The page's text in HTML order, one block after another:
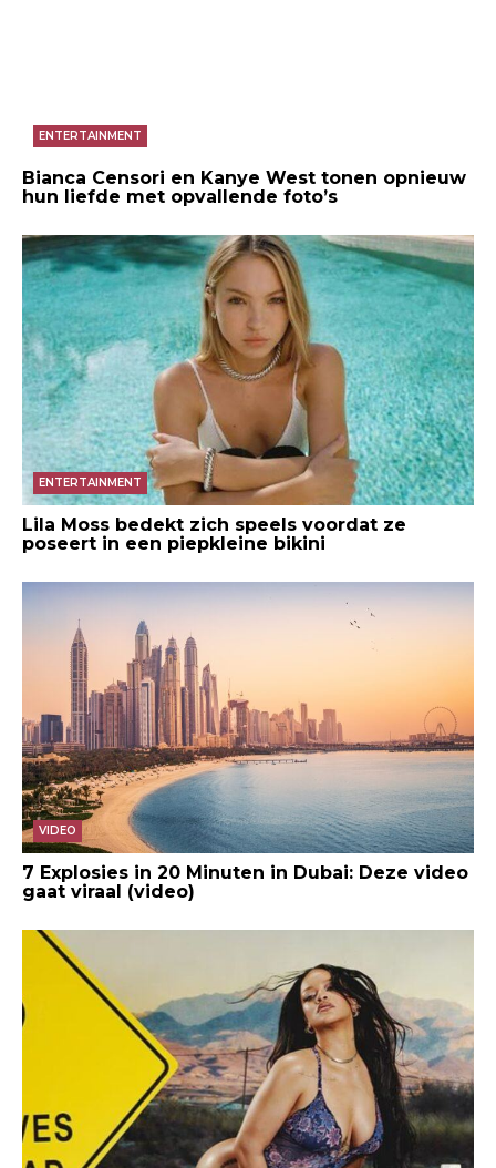
ENTERTAINMENT
Bianca Censori en Kanye West tonen opnieuw
hun liefde met opvallende foto’s
ENTERTAINMENT
Lila Moss bedekt zich speels voordat ze
poseert in een piepkleine bikini
VIDEO
7 Explosies in 20 Minuten in Dubai: Deze video
gaat viraal (video)